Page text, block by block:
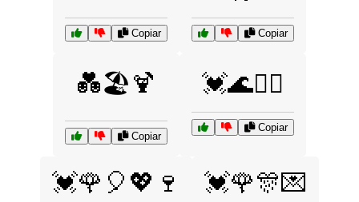
Copiar Copiar
💑🏖️🍹
Copiar
💓🌊🏄‍♀️
Copiar
💓🌹🎈💖🍷 💓🌹🎊💌